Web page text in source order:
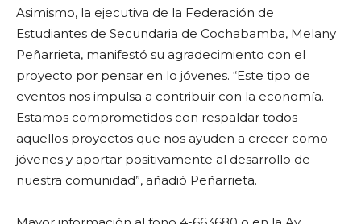
Asimismo, la ejecutiva de la Federación de
Estudiantes de Secundaria de Cochabamba, Melany
Peñarrieta, manifestó su agradecimiento con el
proyecto por pensar en lo jóvenes. “Este tipo de
eventos nos impulsa a contribuir con la economía.
Estamos comprometidos con respaldar todos
aquellos proyectos que nos ayuden a crecer como
jóvenes y aportar positivamente al desarrollo de
nuestra comunidad”, añadió Peñarrieta.